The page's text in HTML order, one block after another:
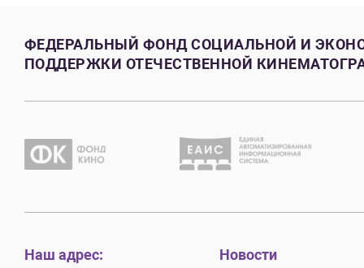
ФЕДЕРАЛЬНЫЙ ФОНД СОЦИАЛЬНОЙ И
ПОДДЕРЖКИ ОТЕЧЕСТВЕННОЙ
Наш адрес:
Новости